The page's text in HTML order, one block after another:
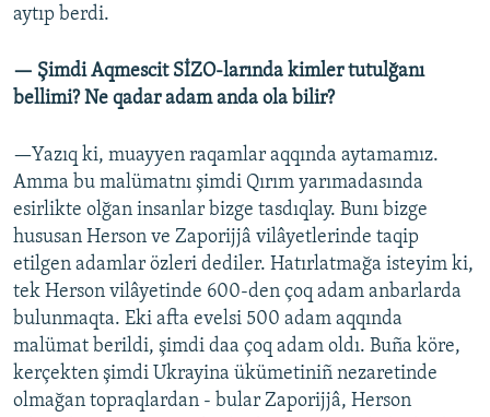
aytıp berdi.
— Şimdi Aqmescit SİZO-larında kimler tutulğanı
bellimi? Ne qadar adam anda ola bilir?
—Yazıq ki, muayyen raqamlar aqqında aytamamız.
Amma bu malümatnı şimdi Qırım yarımadasında
esirlikte olğan insanlar bizge tasdıqlay. Bunı bizge
hususan Herson ve Zaporijjâ vilâyetlerinde taqip
etilgen adamlar özleri dediler. Hatırlatmağa isteyim ki,
tek Herson vilâyetinde 600-den çoq adam anbarlarda
bulunmaqta. Eki afta evelsi 500 adam aqqında
malümat berildi, şimdi daa çoq adam oldı. Buña köre,
kerçekten şimdi Ukrayina ükümetiniñ nezaretinde
olmağan topraqlardan - bular Zaporijjâ, Herson